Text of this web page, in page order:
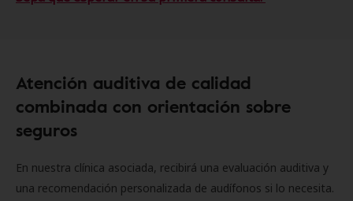
Atención auditiva de calidad
combinada con orientación sobre
seguros
En nuestra clínica asociada, recibirá una evaluación auditiva y
una recomendación personalizada de audífonos si lo necesita.